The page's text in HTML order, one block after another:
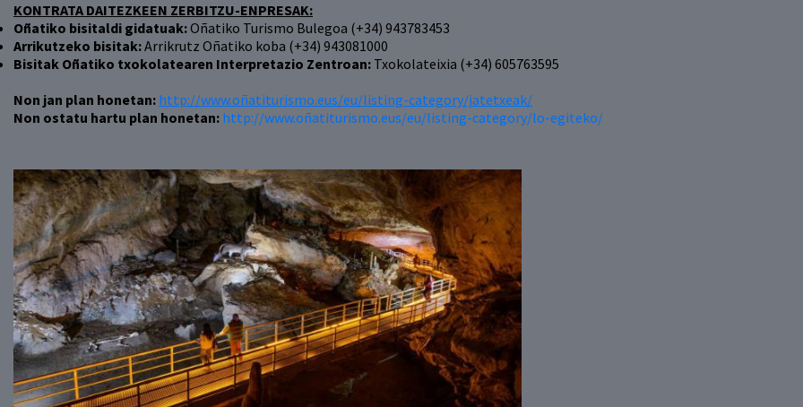
KONTRATA DAITEZKEEN ZERBITZU-ENPRESAK:
Oñatiko bisitaldi gidatuak:Oñatiko Turismo Bulegoa (+34) 943783453
Arrikutzeko bisitak:Arrikrutz Oñatiko koba (+34) 943081000
Bisitak Oñatiko txokolatearen Interpretazio Zentroan: Txokolateixia (+34) 605763595
Non jan plan honetan: http://www.oñatiturismo.eus/eu/listing-category/jatetxeak/
Non ostatu hartu plan honetan: http://www.oñatiturismo.eus/eu/listing-category/lo-egiteko/